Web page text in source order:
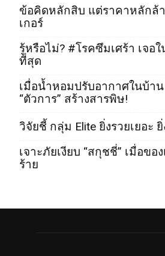
ข้อคิดหลักสิบ แต่ราคาหลักล้
เกอร์
รู้หรือไม่? #โรคซึมเศร้า เจ
ที่สุด
เมื่อน้ำหอมปรับอากาศในบ้า
“ตัวการ” สร้างสารพิษ!
วิจัยชี้ กลุ่ม Elite ยิ่งรวยเยอะ
เจาะภัยเงียบ “สกุชชี่” เมื่อขอ
ร้าย